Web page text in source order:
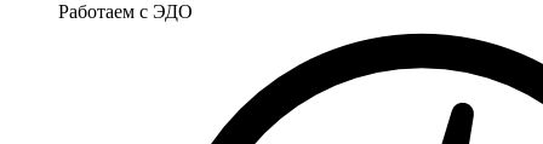
Работаем с ЭДО